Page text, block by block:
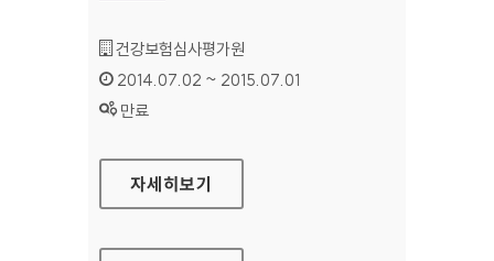
기관명 :
건강보험심사평가원
인증기간 :
2014.07.02 ~ 2015.07.01
상태 :
만료
의약품관리종합정보센터
자세히보기